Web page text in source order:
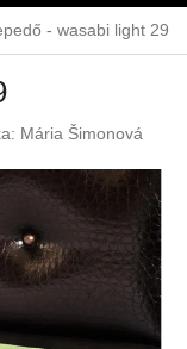
- wasabi light 29
Mária Šimonová